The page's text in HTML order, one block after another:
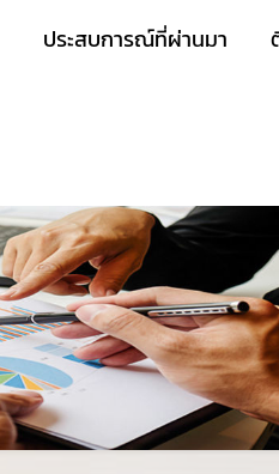
ประสบการณ์ที่ผ่านมา